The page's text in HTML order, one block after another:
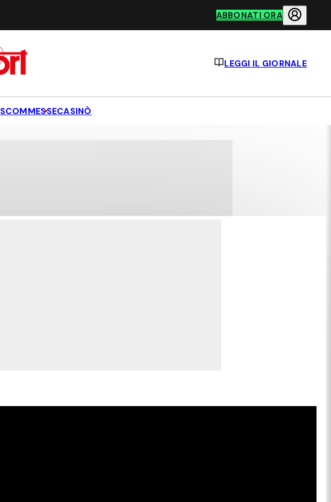
ABBONATI ORA
LEGGI IL GIORNALE
SCOMMESSECASINÒ